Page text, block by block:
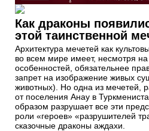
Как драконы
этой таинственной
Архитектура мечетей как
во всем мире имеет, несмотря
особенностей, обязательнее
запрет на изображение живых
животных). Но одна из мечетей,
от поселения Анау в
образом разрушает все эти
роли «героев» «разрушителей
сказочные драконы аждахи.